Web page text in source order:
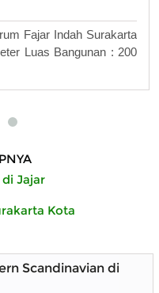
Fajar Indah Surakarta
Luas Bangunan : 200
Jajar
Kota
Scandinavian di